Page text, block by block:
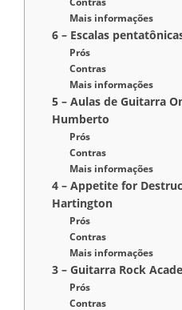
Mais informações
6 – Escalas
Prós
Contras
Mais informações
5 – Aulas de Guitarra
Humberto
Prós
Contras
Mais informações
4 – Appetite for
Hartington
Prós
Contras
Mais informações
3 – Guitarra Rock
Prós
Contras